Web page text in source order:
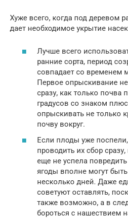
Хуже всего, когда под деревом
дает необходимое укрытие
Лучше всего
ранние сорта, период
совпадает со временем
Первое опрыскивание
сразу, как только почва
градусов со знаком
опрыскивать не только
почву вокруг.
Если плоды уже
проводить их сбор
еще не успела
ягоды вполне могут
несколько дней. Даже
советуют оставлять,
также возможно, а в
бороться с нашествием